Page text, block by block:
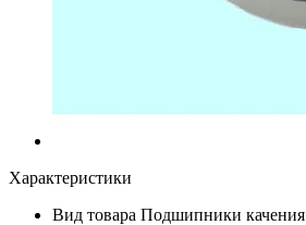
Характеристики
Вид товара Подшипники качения